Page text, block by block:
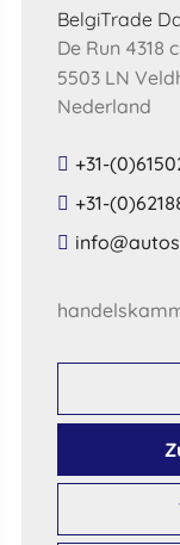
BelgiTrade
De Run 4318 c
5503 LN
Nederland
+31-
+31-